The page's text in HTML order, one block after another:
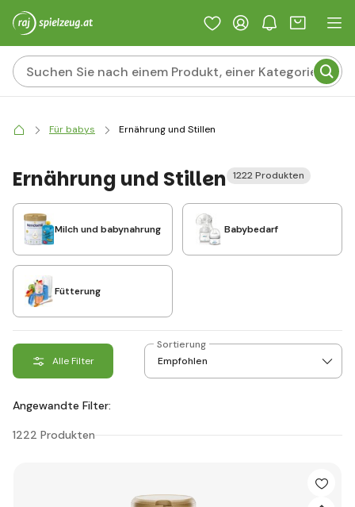
Für babys Ernährung und Stillen
Ernährung und Stillen 1222 Produkten
Milch und babynahrung Babybedarf
Fütterung
Alle Filter
Sortierung
Angewandte Filter:
1222 Produkten